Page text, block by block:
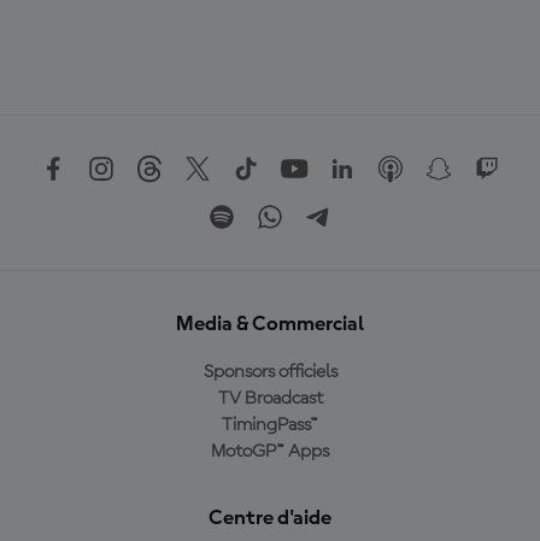
Media & Commercial
Sponsors officiels
TV Broadcast
TimingPass™
MotoGP™ Apps
Centre d'aide